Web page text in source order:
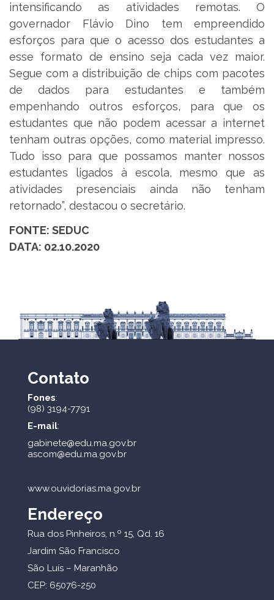
intensificando as atividades remotas. O
governador Flávio Dino tem empreendido
esforços para que o acesso dos estudantes a
esse formato de ensino seja cada vez maior.
Segue com a distribuição de chips com pacotes
de dados para estudantes e também
empenhando outros esforços, para que os
estudantes que não podem acessar a internet
tenham outras opções, como material impresso.
Tudo isso para que possamos manter nossos
estudantes ligados à escola, mesmo que as
atividades presenciais ainda não tenham
retornado”, destacou o secretário.
FONTE: SEDUC
DATA: 02.10.2020
Contato
Fones:
(98) 3194-7791
E-mail:
gabinete@edu.ma.gov.br
ascom@edu.ma.gov.br
www.ouvidorias.ma.gov.br
Endereço
Rua dos Pinheiros, n.º 15, Qd. 16
Jardim São Francisco
São Luís – Maranhão
CEP: 65076-250